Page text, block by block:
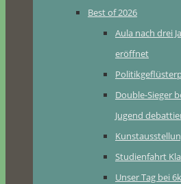
Best of 2026
Aula nach drei
eröffnet
Double-Sieger
Jugend
Studienfahrt
Unser Tag bei